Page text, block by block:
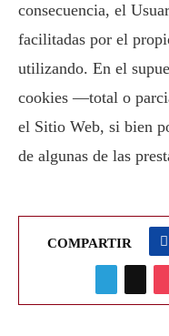
consecuencia, el
facilitadas por el
utilizando. En el
cookies —total o
el Sitio Web, si bien
de algunas de las
COMPARTIR